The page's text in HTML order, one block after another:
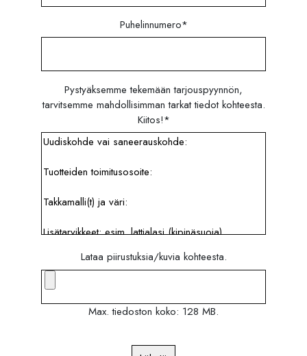
Puhelinnumero*
Pystyäksemme tekemään tarjouspyynnön,
tarvitsemme mahdollisimman tarkat tiedot kohteesta.
Kiitos!*
Lataa piirustuksia/kuvia kohteesta.
Max. tiedoston koko: 128 MB.